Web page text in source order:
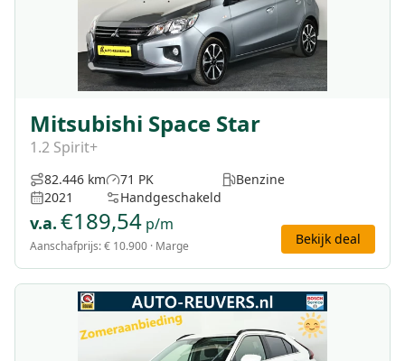
Mitsubishi Space Star
1.2 Spirit+
82.446 km
2021
71 PK
Handgeschakeld
Benzine
v.a. €189,54 p/m
Aanschafprijs:€ 10.900 · Marge Bekijk deal